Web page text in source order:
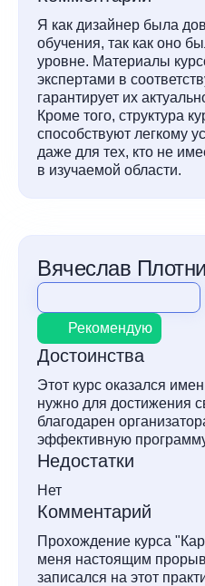
Я как дизайнер была
обучения, так как оно
уровне. Материалы
экспертами в
гарантирует их
Кроме того, структура
способствуют легкому
даже для тех, кто не
в изучаемой области.
Вячеслав
Рекомендую
Достоинства
Этот курс оказался
нужно для достижения
благодарен
эффективную
Недостатки
Нет
Комментарий
Прохождение курса
меня настоящим
записался на этот